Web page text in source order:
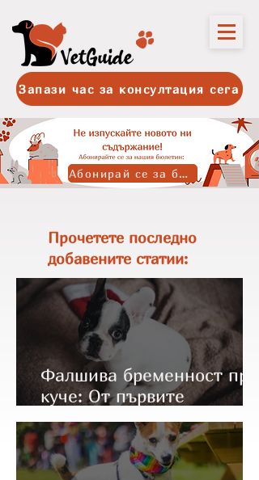
Запази час за консултация сега
Абонирай се за бюлетина
Прочетете последно
добавените статии:
Фалшива бременност при
куче: От първите
симптоми до правилното
лечение